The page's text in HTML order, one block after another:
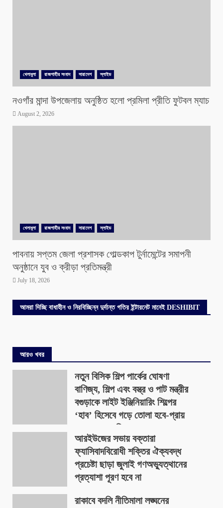
খেলাধুলা রাজশাহীর সংবাদ সারাদেশ স্লাইড
নওগাঁর মান্দা উপজেলায় অনুষ্ঠিত হলো প্রমিলা প্রীতি ফুটবল ম্যাচ
August 2, 2026
খেলাধুলা রাজশাহীর সংবাদ সারাদেশ স্লাইড
পাবনায় সপ্তম জেলা প্রশাসক গোল্ডকাপ টুর্নামেন্টের সমাপনী
অনুষ্ঠানে যুব ও ক্রীড়া প্রতিমন্ত্রী
July 18, 2026
আমরা দিচ্ছি বাধাহীন ও নিরবিচ্ছিন্ন দুর্দান্ত গতির ইন্টারনেট মানেই DESHIBIT
আরও খবর
নতুন বিসিক শিল্প পার্কের ঘোষণা
বাণিজ্য, শিল্প এবং বস্ত্র ও পাট মন্ত্রীর
বগুড়াকে লাইট ইঞ্জিনিয়ারিং শিল্পের
‘হাব’ হিসেবে গড়ে তোলা হবে-প্রায়
৪০০ একর জমিতে
August 9, 2026
আরইউজের সভায় বক্তারা
ফ্যাসিবাদবিরোধী শক্তির ঐক্যবদ্ধ
প্রচেষ্টা ছাড়া জুলাই গণঅভ্যুত্থানের
প্রত্যাশা পূরণ হবে না
রাকাবে বদলি নীতিমালা লঙ্ঘনের